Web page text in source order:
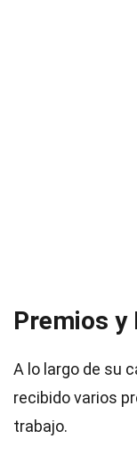
Premios y
A lo largo de su
recibido varios
trabajo.